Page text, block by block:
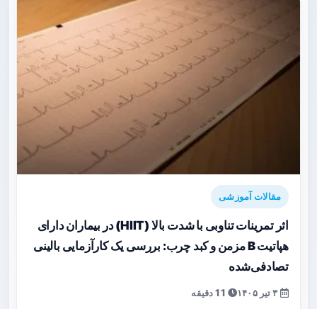
مقالات آموزشی
اثر تمرینات تناوبی با شدت بالا (HIIT) در بیماران دارای
هپاتیت B مزمن و کبد چرب: بررسی یک کارآزمایی بالینی
تصادفی‌شده